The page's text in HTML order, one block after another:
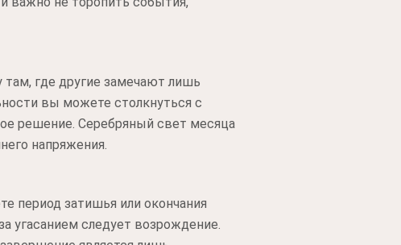
где другие замечают лишь
вы можете столкнуться с
решение. Серебряный свет месяца
напряжения.
период затишья или окончания
угасанием следует возрождение.